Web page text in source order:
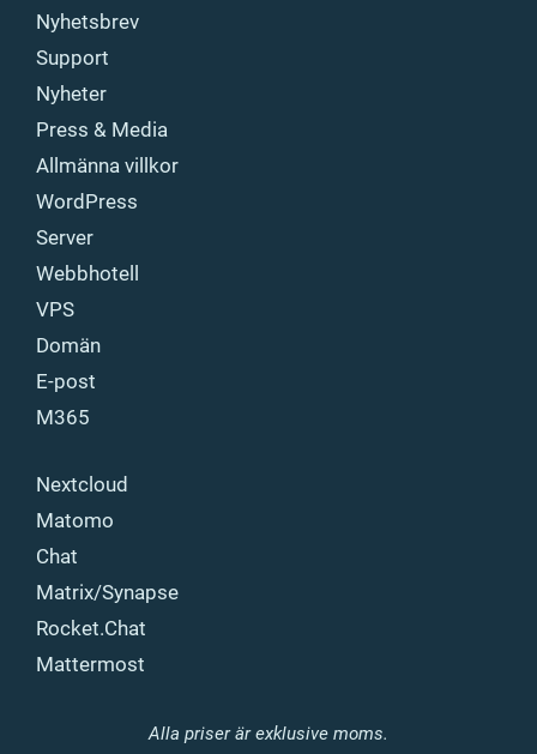
Nyhetsbrev
Support
Nyheter
Press & Media
Allmänna villkor
WordPress
Server
Webbhotell
VPS
Domän
E-post
M365
Nextcloud
Matomo
Chat
Matrix/Synapse
Rocket.Chat
Mattermost
Alla priser är exklusive moms.